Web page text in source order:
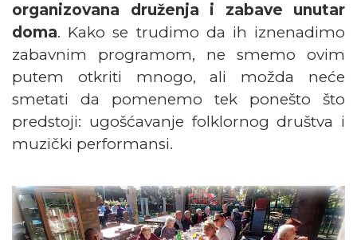
organizovana druženja i zabave unutar
doma. Kako se trudimo da ih iznenadimo
zabavnim programom, ne smemo ovim
putem otkriti mnogo, ali možda neće
smetati da pomenemo tek ponešto što
predstoji: ugošćavanje folklornog društva i
muzički performansi.